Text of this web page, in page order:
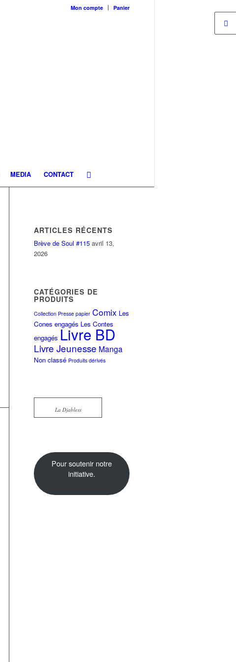
Mon compte Panier
MEDIA CONTACT
ARTICLES RÉCENTS
Brève de Soul #115 avril 13,
2026
CATÉGORIES DE
PRODUITS
Collection Presse papier Comix Les
Cones engagés Les Contes
engagés Livre BD
Livre Jeunesse Manga
Non classé Produits dérivés
La Djabless
Pour soutenir notre
initiative.